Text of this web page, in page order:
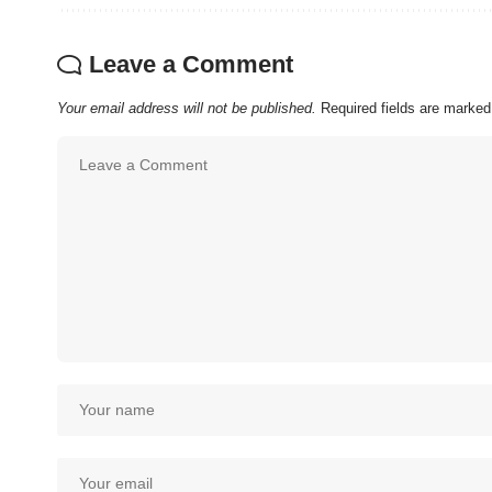
Leave a Comment
Your email address will not be published. Required fields are